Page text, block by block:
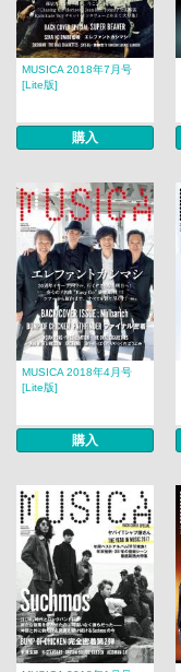
MUSICA 2018年7月号
[Lite版]
購入
MUSICA 2018年4月号
[Lite版]
購入